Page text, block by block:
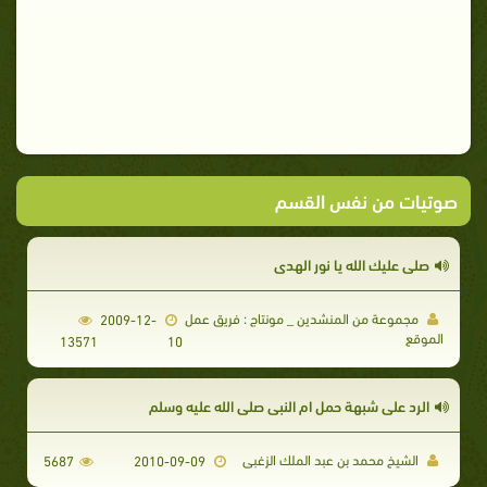
صوتيات من نفس القسم
صلى عليك الله يا نور الهدى
مجموعة من المنشدين _ مونتاج : فريق عمل
الموقع
2009-12-
10
13571
الرد على شبهة حمل ام النبى صلى الله عليه وسلم
الشيخ محمد بن عبد الملك الزغبى 2010-09-09
5687